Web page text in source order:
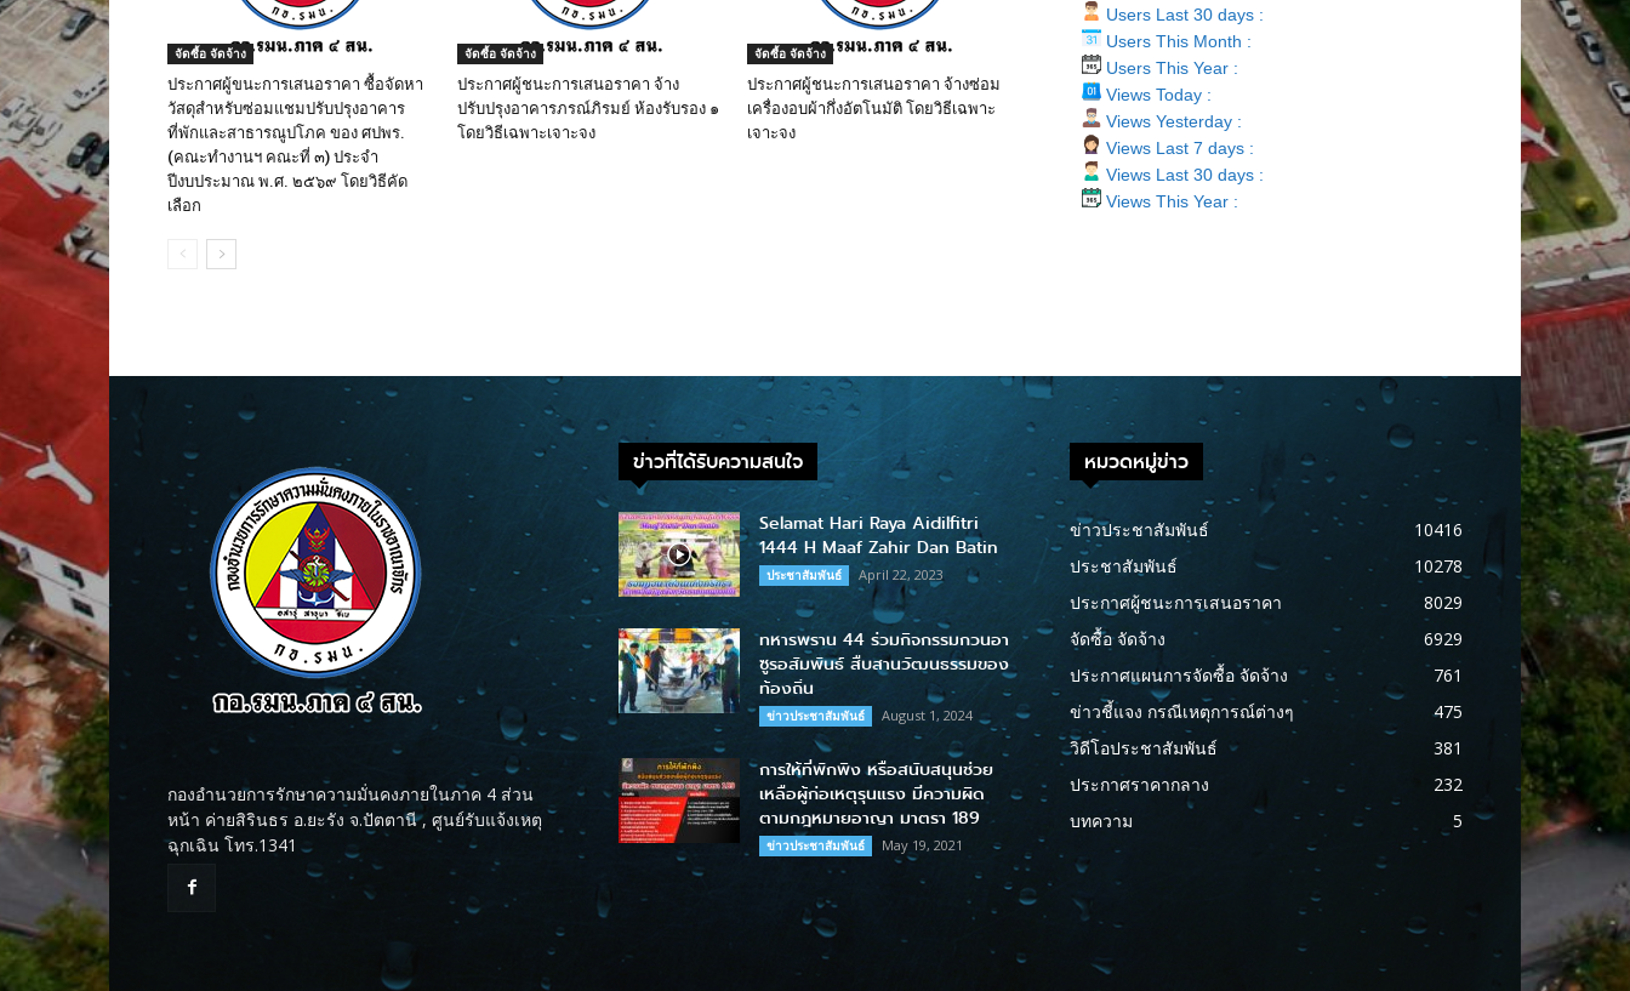
จัดซื้อ จัดจ้าง
ประกาศผู้ขนะการเสนอราคา ซื้อจัดหา
วัสดุสำหรับซ่อมแชมปรับปรุงอาคาร
ที่พักและสาธารณูปโภค ของ ศปพร.
(คณะทำงานฯ คณะที่ ๓) ประจำ
ปีงบประมาณ พ.ศ. ๒๕๖๙ โดยวิธีคัด
เลือก
จัดซื้อ จัดจ้าง
ประกาศผู้ชนะการเสนอราคา จ้าง
ปรับปรุงอาคารภรณ์ภิรมย์ ห้องรับรอง ๑
โดยวิธีเฉพาะเจาะจง
จัดซื้อ จัดจ้าง
ประกาศผู้ชนะการเสนอราคา จ้างซ่อม
เครื่องอบผ้ากึ่งอัตโนมัติ โดยวิธีเฉพาะ
เจาะจง
Users Last 30 days :
Users This Month :
Users This Year :
Views Today :
Views Yesterday :
Views Last 7 days :
Views Last 30 days :
Views This Year :
กองอำนวยการรักษาความมั่นคงภายในภาค 4 ส่วน
หน้า ค่ายสิรินธร อ.ยะรัง จ.ปัตตานี , ศูนย์รับแจ้งเหตุ
ฉุกเฉิน โทร.1341
ข่าวที่ได้รับความสนใจ
Selamat Hari Raya Aidilfitri
1444 H Maaf Zahir Dan Batin
ประชาสัมพันธ์ April 22, 2023
ทหารพราน 44 ร่วมกิจกรรมกวนอา
ซูรอสัมพันธ์ สืบสานวัฒนธรรมของ
ท้องถิ่น
ข่าวประชาสัมพันธ์ August 1, 2024
การให้ที่พักพิง หรือสนับสนุนช่วย
เหลือผู้ก่อเหตุรุนแรง มีความผิด
ตามกฎหมายอาญา มาตรา 189
ข่าวประชาสัมพันธ์ May 19, 2021
หมวดหมู่ข่าว
ข่าวประชาสัมพันธ์
10416
ประชาสัมพันธ์
10278
ประกาศผู้ชนะการเสนอราคา
8029
จัดซื้อ จัดจ้าง
6929
ประกาศแผนการจัดซื้อ จัดจ้าง
761
ข่าวชี้แจง กรณีเหตุการณ์ต่างๆ
475
วิดีโอประชาสัมพันธ์
381
ประกาศราคากลาง
232
บทความ
5